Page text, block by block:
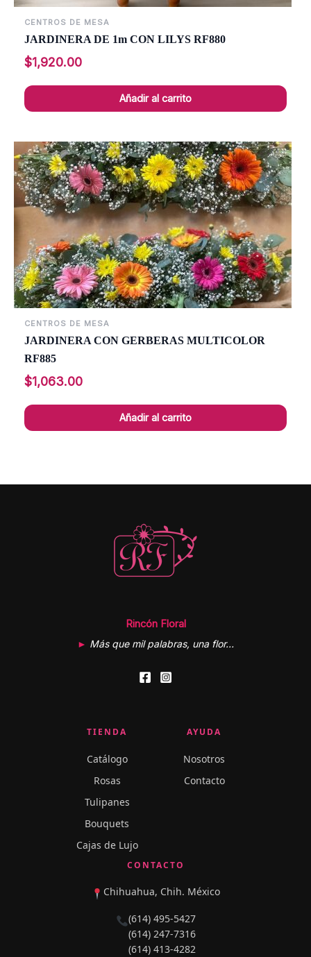
CENTROS DE MESA
JARDINERA DE 1m CON LILYS RF880
$1,920.00
Añadir al carrito
CENTROS DE MESA
JARDINERA CON GERBERAS MULTICOLOR
RF885
$1,063.00
Añadir al carrito
Rincón Floral
► Más que mil palabras, una flor…
TIENDA
Catálogo
Rosas
Tulipanes
Bouquets
Cajas de Lujo
AYUDA
Nosotros
Contacto
CONTACTO
Chihuahua, Chih. México
(614) 495-5427
(614) 247-7316
(614) 413-4282